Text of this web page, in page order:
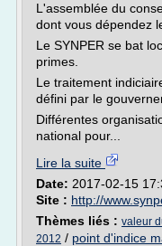
L'assemblée du
dont vous dépendez
Le SYNPER se bat
primes.
Le traitement
défini par le
Différentes
national pour...
Lire la suite
Date: 2017-02-15
Site : http://
Thèmes liés : valeur
2012 / point d'indice